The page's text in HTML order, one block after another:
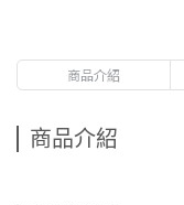
商品介紹
商品介紹